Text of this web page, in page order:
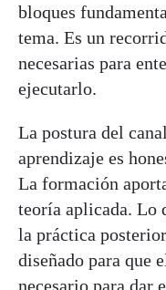
bloques
tema. Es un
necesarias para
ejecutarlo.
La postura del
aprendizaje es
La formación
teoría aplicada. Lo
la práctica
diseñado para que
necesario para dar